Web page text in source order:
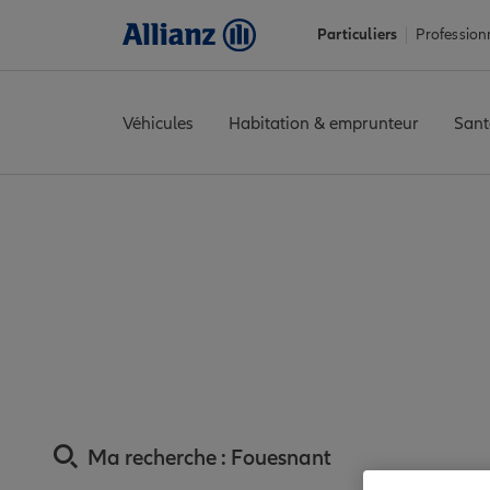
Particuliers
Véhicules Habitation & emprunteur
Ma recherche : Fouesnant